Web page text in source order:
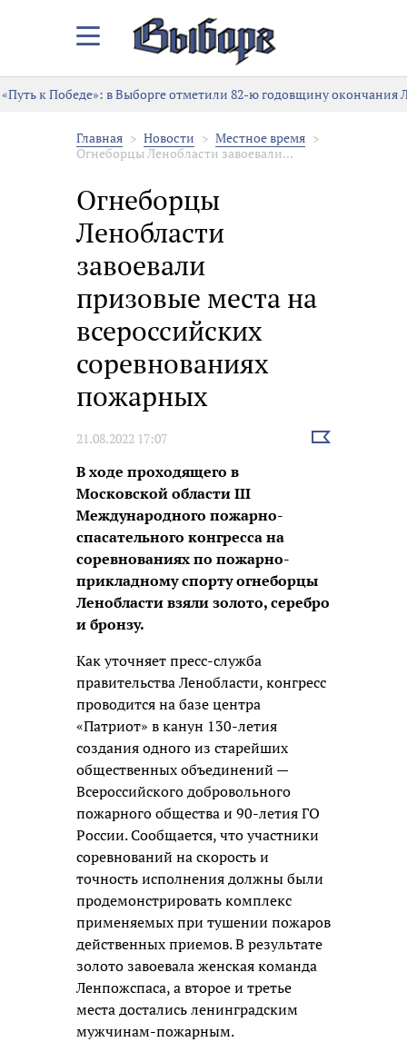
Закрыть/
меню
«Путь к Победе»: в Выборге отметили 82-ю годовщину окончания
Главная Новости
Местное время
Огнеборцы Ленобласти завоевали...
Огнеборцы
Ленобласти
завоевали
призовые места на
всероссийских
соревнованиях
пожарных
21.08.2022 17:07
Выбрать
В ходе проходящего в
Московской области III
Международного пожарно-
спасательного конгресса на
соревнованиях по пожарно-
прикладному спорту огнеборцы
Ленобласти взяли золото, серебро
и бронзу.
Как уточняет пресс-служба
правительства Ленобласти, конгресс
проводится на базе центра
«Патриот» в канун 130-летия
создания одного из старейших
общественных объединений —
Всероссийского добровольного
пожарного общества и 90-летия ГО
России. Сообщается, что участники
соревнований на скорость и
точность исполнения должны были
продемонстрировать комплекс
применяемых при тушении пожаров
действенных приемов. В результате
золото завоевала женская команда
Ленпожспаса, а второе и третье
места достались ленинградским
мужчинам-пожарным.